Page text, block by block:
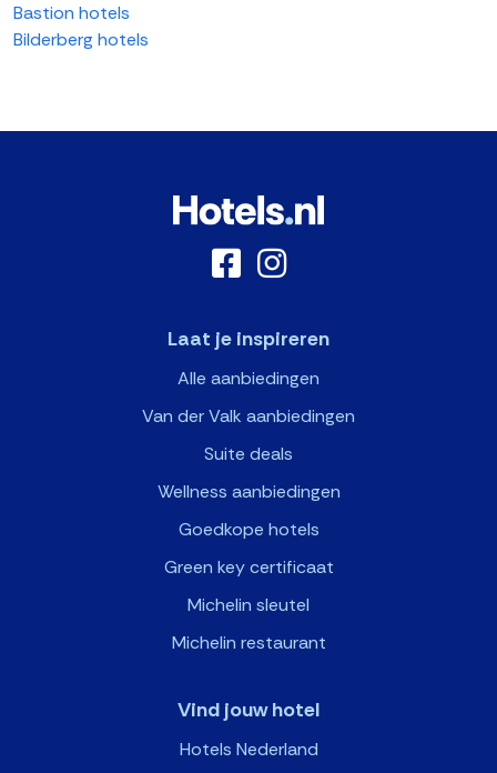
Bastion hotels
Bilderberg hotels
Laat je inspireren
Alle aanbiedingen
Van der Valk aanbiedingen
Suite deals
Wellness aanbiedingen
Goedkope hotels
Green key certificaat
Michelin sleutel
Michelin restaurant
Vind jouw hotel
Hotels Nederland